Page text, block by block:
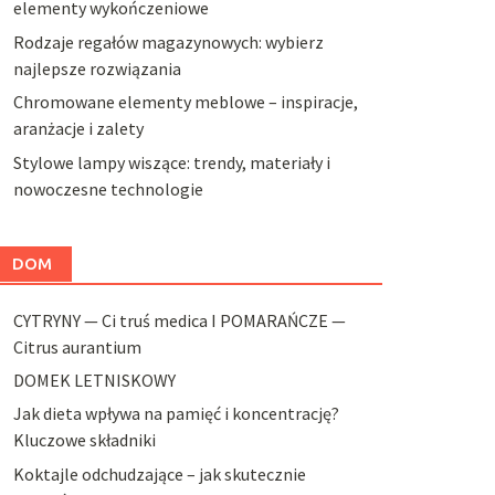
elementy wykończeniowe
Rodzaje regałów magazynowych: wybierz
najlepsze rozwiązania
Chromowane elementy meblowe – inspiracje,
aranżacje i zalety
Stylowe lampy wiszące: trendy, materiały i
nowoczesne technologie
DOM
CYTRYNY — Ci truś medica I POMARAŃCZE —
Citrus aurantium
DOMEK LETNISKOWY
Jak dieta wpływa na pamięć i koncentrację?
Kluczowe składniki
Koktajle odchudzające – jak skutecznie